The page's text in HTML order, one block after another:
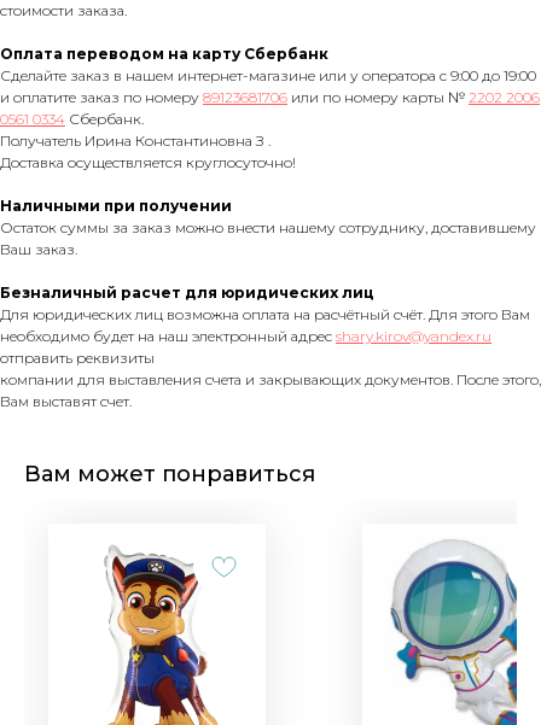
стоимости заказа.
Оплата переводом на карту Сбербанк
Сделайте заказ в нашем интернет-магазине или у оператора с 9:00 до 19:00
и оплатите заказ по номеру 89123681706 или по номеру карты № 2202 2006
0561 0334 Сбербанк.
Получатель Ирина Константиновна З .
Доставка осуществляется круглосуточно!
Наличными при получении
Остаток суммы за заказ можно внести нашему сотруднику, доставившему
Ваш заказ.
Безналичный расчет для юридических лиц
Для юридических лиц возможна оплата на расчётный счёт. Для этого Вам
необходимо будет на наш электронный адрес shary.kirov@yandex.ru
отправить реквизиты
компании для выставления счета и закрывающих документов. После этого,
Вам выставят счет.
Вам может понравиться